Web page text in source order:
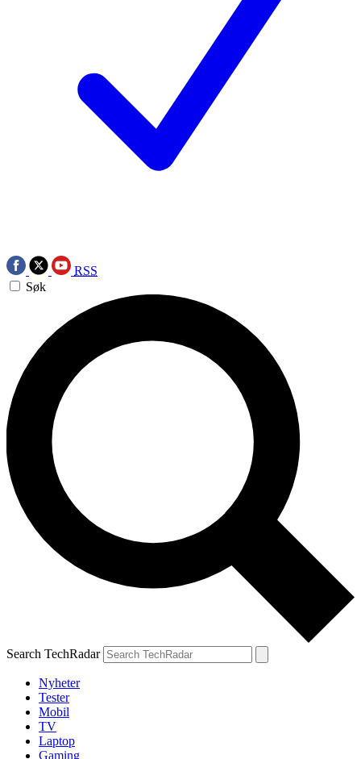
RSS
Søk
Search TechRadar
Nyheter
Tester
Mobil
TV
Laptop
Gaming